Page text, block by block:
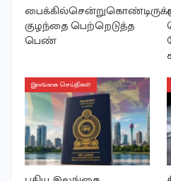
குழந்தை பெற்றெடுத்த
பெண்
இலங்கை செய்திகள்